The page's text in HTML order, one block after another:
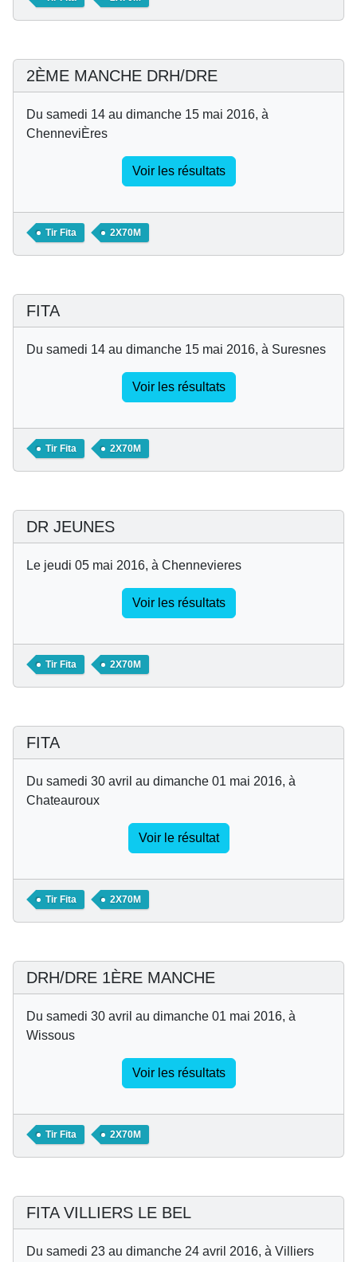
2ÈME MANCHE DRH/DRE
Du samedi 14 au dimanche 15 mai 2016, à
ChenneviÈres
Voir les résultats
Tir Fita 2X70M
FITA
Du samedi 14 au dimanche 15 mai 2016, à Suresnes
Voir les résultats
Tir Fita 2X70M
DR JEUNES
Le jeudi 05 mai 2016, à Chennevieres
Voir les résultats
Tir Fita 2X70M
FITA
Du samedi 30 avril au dimanche 01 mai 2016, à
Chateauroux
Voir le résultat
Tir Fita 2X70M
DRH/DRE 1ÈRE MANCHE
Du samedi 30 avril au dimanche 01 mai 2016, à
Wissous
Voir les résultats
Tir Fita 2X70M
FITA VILLIERS LE BEL
Du samedi 23 au dimanche 24 avril 2016, à Villiers